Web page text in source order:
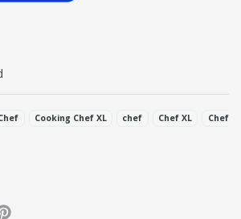
Cooking Chef XL chef Chef XL Chef